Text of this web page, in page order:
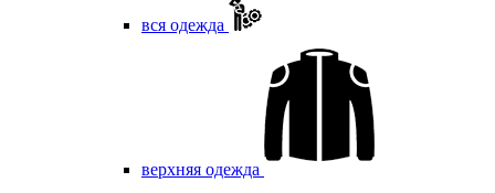
вся одежда
верхняя одежда